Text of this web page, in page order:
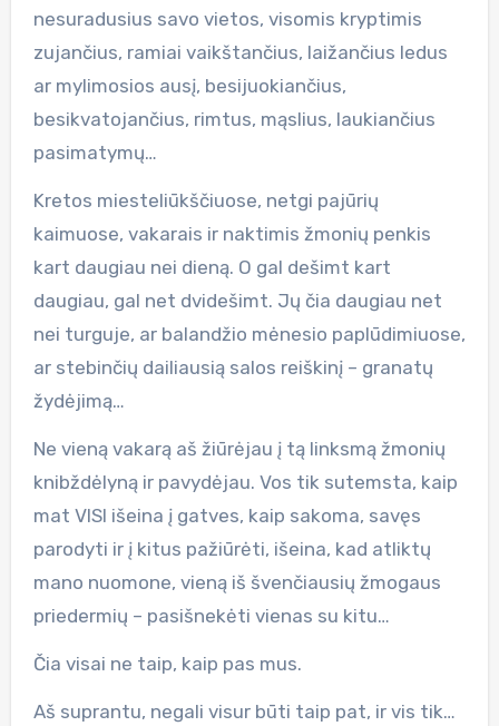
nesuradusius savo vietos, visomis kryptimis
zujančius, ramiai vaikštančius, laižančius ledus
ar mylimosios ausį, besijuokiančius,
besikvatojančius, rimtus, mąslius, laukiančius
pasimatymų…
Kretos miesteliūkščiuose, netgi pajūrių
kaimuose, vakarais ir naktimis žmonių penkis
kart daugiau nei dieną. O gal dešimt kart
daugiau, gal net dvidešimt. Jų čia daugiau net
nei turguje, ar balandžio mėnesio paplūdimiuose,
ar stebinčių dailiausią salos reiškinį – granatų
žydėjimą…
Ne vieną vakarą aš žiūrėjau į tą linksmą žmonių
knibždėlyną ir pavydėjau. Vos tik sutemsta, kaip
mat VISI išeina į gatves, kaip sakoma, savęs
parodyti ir į kitus pažiūrėti, išeina, kad atliktų
mano nuomone, vieną iš švenčiausių žmogaus
priedermių – pasišnekėti vienas su kitu…
Čia visai ne taip, kaip pas mus.
Aš suprantu, negali visur būti taip pat, ir vis tik…